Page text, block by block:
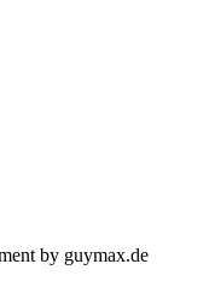
by guymax.de